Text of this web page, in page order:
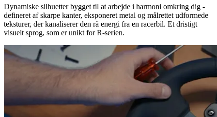
Dynamiske silhuetter bygget til at arbejde i harmoni omkring dig -
defineret af skarpe kanter, eksponeret metal og målrettet udformede
teksturer, der kanaliserer den rå energi fra en racerbil. Et dristigt
visuelt sprog, som er unikt for R-serien.